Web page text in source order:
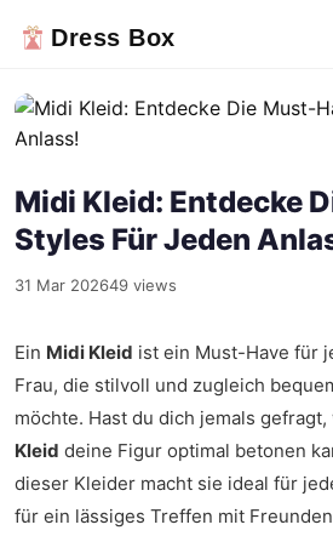
Dress Box
Midi Kleid: Entdecke
Styles Für Jeden
31 Mar 202649 views
Ein Midi Kleid ist ein Must-Have für
Frau, die stilvoll und zugleich
möchte. Hast du dich jemals
Kleid deine Figur optimal betonen
dieser Kleider macht sie ideal für
für ein lässiges Treffen mit